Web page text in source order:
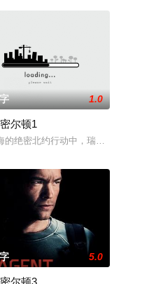
智、训练和一台破损的
自我毁灭的状态。然而，他被说服去
1.0
尔顿1
的绝密北约行动中，瑞典攻击潜水员
5.0
尔顿3